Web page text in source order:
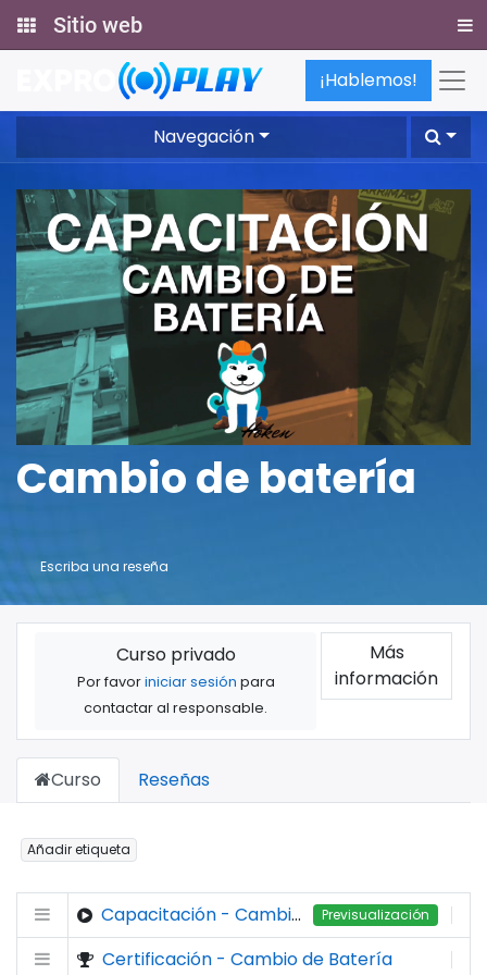
Sitio web
¡Hablemos!
Navegación
Cambio de batería
Escriba una reseña
Curso privado
Por favoriniciar sesión para
contactar al responsable.
Más
información
Curso Reseñas
Añadir etiqueta
Capacitación - Cambio de Batería Previsualización
Certificación - Cambio de Batería